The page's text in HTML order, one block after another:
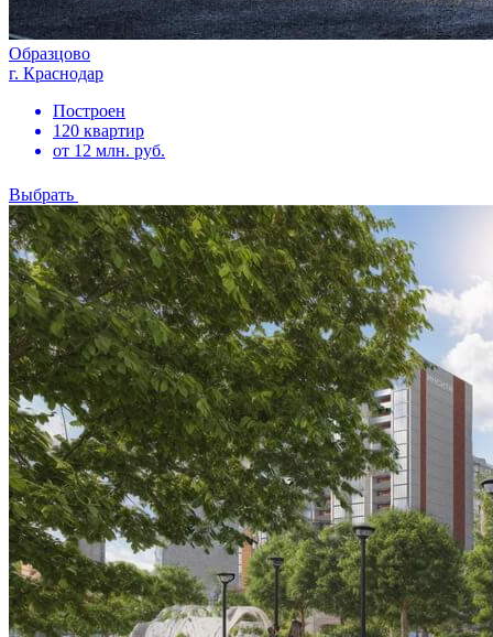
Образцово
г. Краснодар
Построен
120 квартир
от 12 млн. руб.
Выбрать